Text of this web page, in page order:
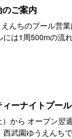
のご案内
んちのプール営
は1周500mの流
ーナイトプー
から オープン翌
武園ゆうえんち